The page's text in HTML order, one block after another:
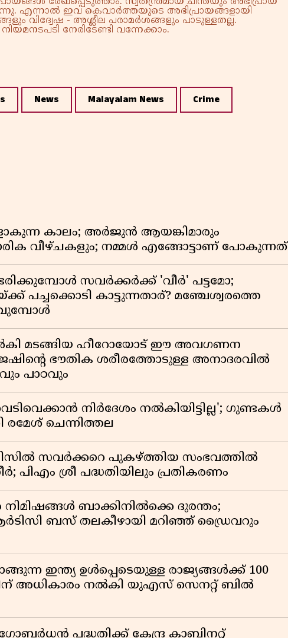
എന്നാൽ ഇവ കെവാർത്തയുടെ അഭിപ്രായങ്ങളായി
വിദ്വേഷ - അശ്ലീല പരാമർശങ്ങളും പാടുള്ളതല്ല.
നേരിടേണ്ടി വന്നേക്കാം.
News Malayalam News Crime
കാലം; അർജുൻ ആയങ്കിമാരും
വീഴ്ചകളും; നമ്മൾ എങ്ങോട്ടാണ് പോകുന്നത്
ഭരിക്കുമ്പോൾ സവർക്കർക്ക് 'വീർ' പട്ടമോ;
പച്ചക്കൊടി കാട്ടുന്നതാര്? മഞ്ചേശ്വരത്തെ
മടങ്ങിയ ഹീറോയോട് ഈ അവഗണന
ഭൗതിക ശരീരത്തോടുള്ള അനാദരവിൽ
പാഠവും
നിർദേശം നൽകിയിട്ടില്ല'; ഗുണ്ടകൾ
രമേശ് ചെന്നിത്തല
സവർക്കറെ പുകഴ്ത്തിയ സംഭവത്തിൽ
പിഎം ശ്രീ പദ്ധതിയിലും പ്രതികരണം
ബാക്കിനിൽക്കെ ദുരന്തം;
ബസ് തലകീഴായി മറിഞ്ഞ് ഡ്രൈവറും
ഇന്ത്യ ഉൾപ്പെടെയുള്ള രാജ്യങ്ങൾക്ക് 100
അധികാരം നൽകി യുഎസ് സെനറ്റ് ബിൽ
പദ്ധതിക്ക് കേന്ദ്ര കാബിനറ്റ്